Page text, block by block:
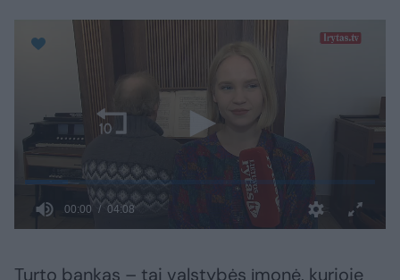
Turto bankas – tai valstybės įmonė, kurioje